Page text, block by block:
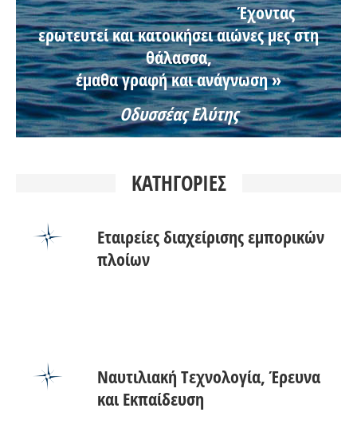
Έχοντας
ερωτευτεί και κατοικήσει αιώνες µες στη
θάλασσα,
έμαθα γραφή και ανάγνωση »
Οδυσσέας Ελύτης
ΚΑΤΗΓΟΡΙΕΣ
Εταιρείες διαχείρισης εμπορικών
πλοίων
Ναυτιλιακή Tεχνολογία, Έρευνα
και Εκπαίδευση